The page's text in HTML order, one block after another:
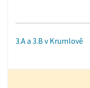
3.A a 3.B v Krumlově